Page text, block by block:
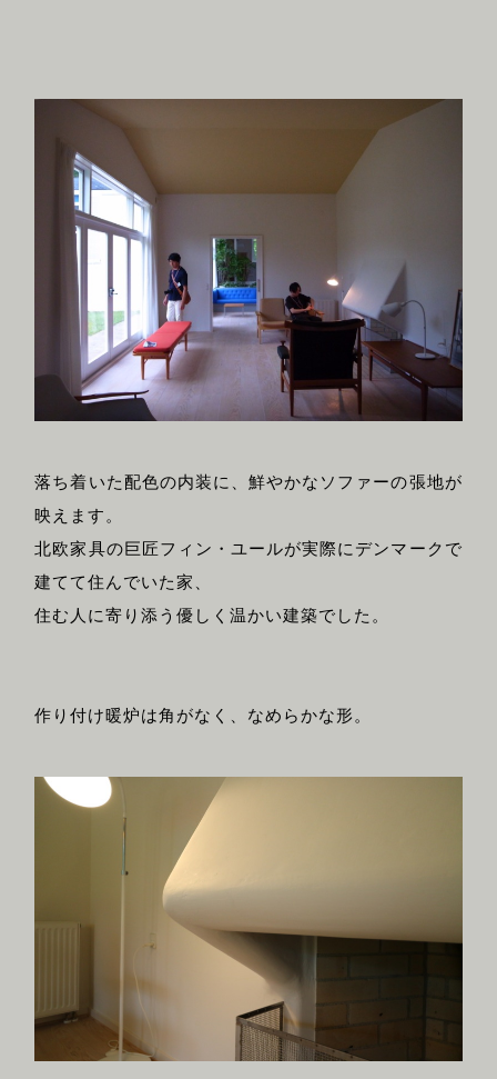
落ち着いた配色の内装に、鮮やかなソファーの張地が
映えます。
北欧家具の巨匠フィン・ユールが実際にデンマークで
建てて住んでいた家、
住む人に寄り添う優しく温かい建築でした。
作り付け暖炉は角がなく、なめらかな形。